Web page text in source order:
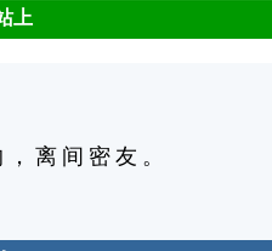
上
离 间 密 友 。